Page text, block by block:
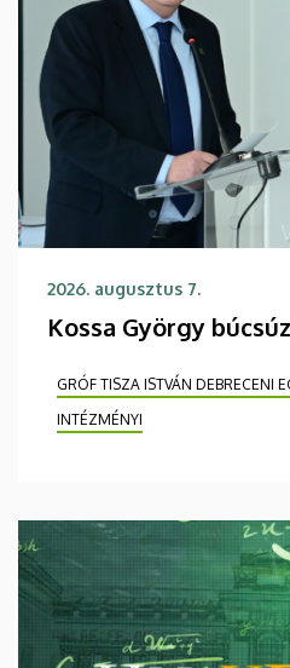
2026. augusztus 7.
Kossa György
GRÓF TISZA ISTVÁN DEBRECENI
INTÉZMÉNYI